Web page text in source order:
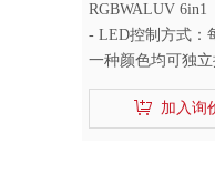
RGBWALUV 6in1
- LED控制方式：
一种颜色均可独立
-光输出：170W
-防护等级：IP65
加入询